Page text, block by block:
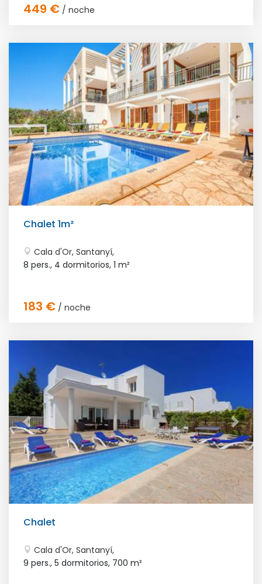
449 € / noche
Chalet 1m²
Cala d'Or, Santanyí,
8 pers., 4 dormitorios, 1 m²
183 € / noche
Chalet
Cala d'Or, Santanyí,
9 pers., 5 dormitorios, 700 m²